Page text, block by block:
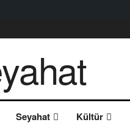
Seyahat Kültür